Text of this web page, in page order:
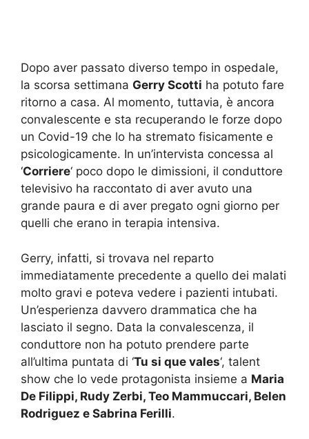
Dopo aver passato diverso tempo in ospedale,
la scorsa settimana Gerry Scotti ha potuto fare
ritorno a casa. Al momento, tuttavia, è ancora
convalescente e sta recuperando le forze dopo
un Covid-19 che lo ha stremato fisicamente e
psicologicamente. In un’intervista concessa al
‘Corriere‘ poco dopo le dimissioni, il conduttore
televisivo ha raccontato di aver avuto una
grande paura e di aver pregato ogni giorno per
quelli che erano in terapia intensiva.
Gerry, infatti, si trovava nel reparto
immediatamente precedente a quello dei malati
molto gravi e poteva vedere i pazienti intubati.
Un’esperienza davvero drammatica che ha
lasciato il segno. Data la convalescenza, il
conduttore non ha potuto prendere parte
all’ultima puntata di ‘Tu si que vales‘, talent
show che lo vede protagonista insieme a Maria
De Filippi, Rudy Zerbi, Teo Mammuccari, Belen
Rodriguez e Sabrina Ferilli.